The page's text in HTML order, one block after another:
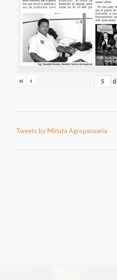
« ‹
Tweets by Minuta Agropecuaria